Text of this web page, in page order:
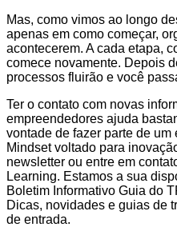
Mas, como vimos ao longo
apenas em como começar,
acontecerem. A cada etapa,
comece novamente. Depois
processos fluirão e você
Ter o contato com novas
empreendedores ajuda
vontade de fazer parte de
Mindset voltado para
newsletter ou entre em
Learning. Estamos a sua
Boletim Informativo Guia do
Dicas, novidades e guias de
de entrada.